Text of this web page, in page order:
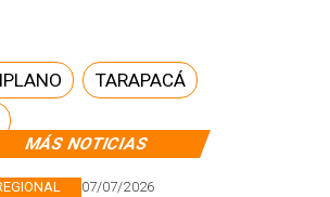
MÁS NOTICIAS
07/07/2026
TARAPACÁ